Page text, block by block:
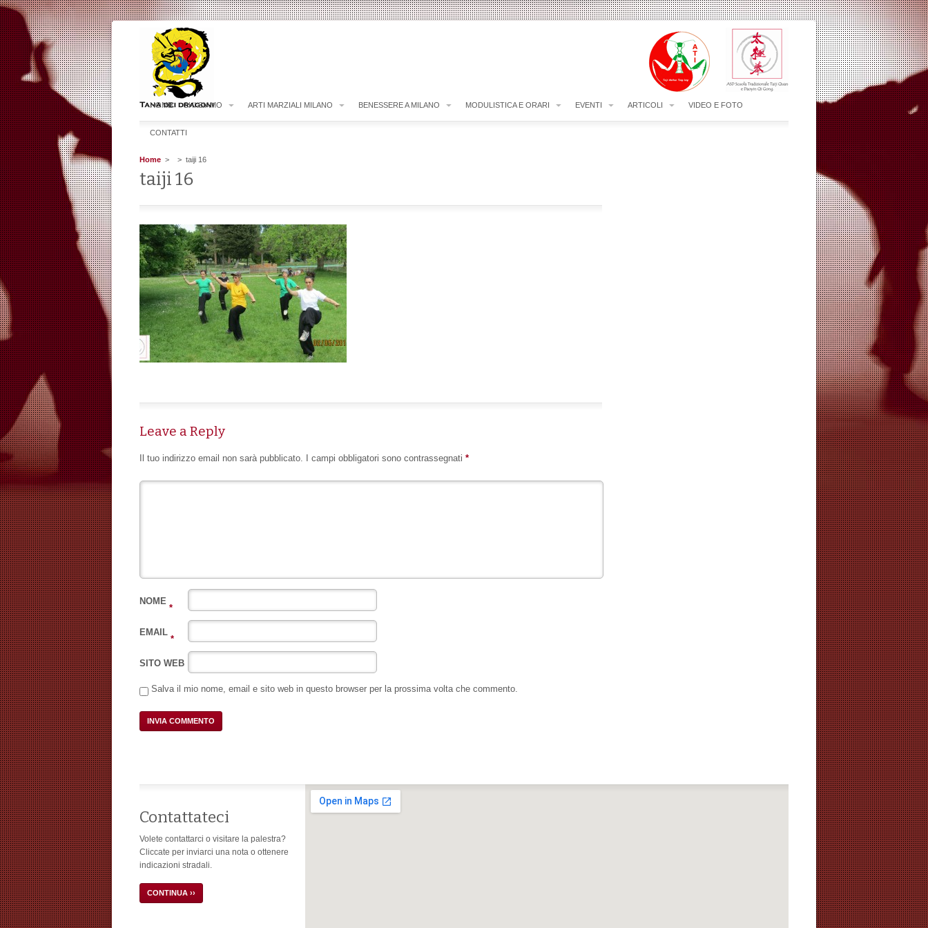
HOME CHI SIAMO ARTI MARZIALI MILANO BENESSERE A MILANO MODULISTICA E ORARI EVENTI ARTICOLI VIDEO E FOTO
CONTATTI
Home > > taiji 16
taiji 16
Leave a Reply
Il tuo indirizzo email non sarà pubblicato. I campi obbligatori sono contrassegnati *
NOME
*
EMAIL
*
SITO WEB
Salva il mio nome, email e sito web in questo browser per la prossima volta che commento.
Contattateci
Volete contattarci o visitare la palestra?
Cliccate per inviarci una nota o ottenere
indicazioni stradali.
CONTINUA ››